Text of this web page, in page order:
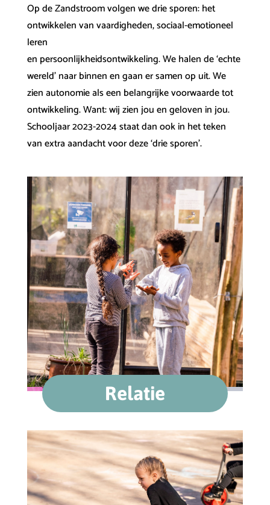
Op de Zandstroom volgen we drie sporen: het
ontwikkelen van vaardigheden, sociaal-emotioneel
leren
en persoonlijkheidsontwikkeling. We halen de ‘echte
wereld’ naar binnen en gaan er samen op uit. We
zien autonomie als een belangrijke voorwaarde tot
ontwikkeling. Want: wij zien jou en geloven in jou.
Schooljaar 2023-2024 staat dan ook in het teken
van extra aandacht voor deze ‘drie sporen’.
Relatie